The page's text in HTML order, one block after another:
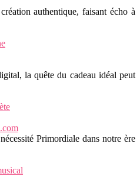
authentique, faisant écho à
la quête du cadeau idéal peut
Primordiale dans notre ère